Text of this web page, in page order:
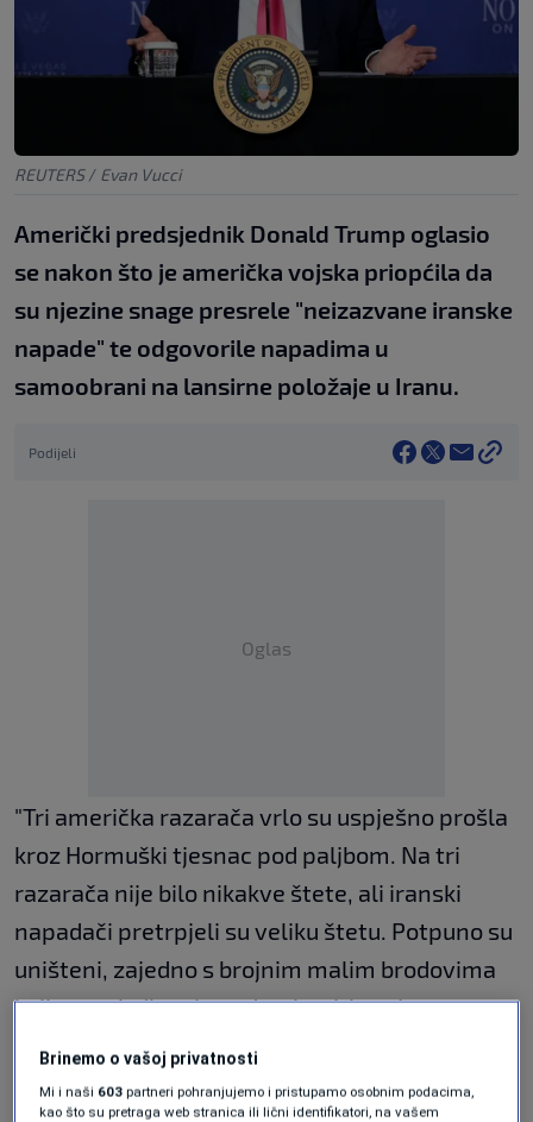
REUTERS / Evan Vucci
Američki predsjednik Donald Trump oglasio
se nakon što je američka vojska priopćila da
su njezine snage presrele "neizazvane iranske
napade" te odgovorile napadima u
samoobrani na lansirne položaje u Iranu.
Podijeli
Oglas
"Tri američka razarača vrlo su uspješno prošla
kroz Hormuški tjesnac pod paljbom. Na tri
razarača nije bilo nikakve štete, ali iranski
napadači pretrpjeli su veliku štetu. Potpuno su
uništeni, zajedno s brojnim malim brodovima
kojima pokušavaju nadomjestiti svoju potpuno
desetkovanu mornaricu.
Ti su brodovi brzo i učinkovito potopljeni.
Brinemo o vašoj privatnosti
Mi i naši 603 partneri pohranjujemo i pristupamo osobnim podacima,
kao što su pretraga web stranica ili lični identifikatori, na vašem